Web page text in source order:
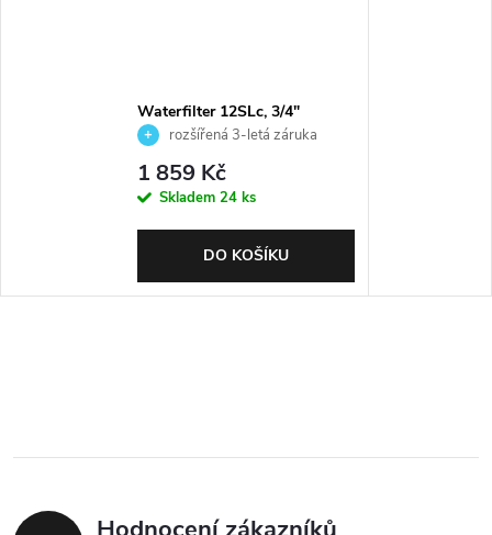
Waterfilter 12SLc, 3/4"
rozšířená 3-letá záruka
1 859 Kč
Skladem 24 ks
DO KOŠÍKU